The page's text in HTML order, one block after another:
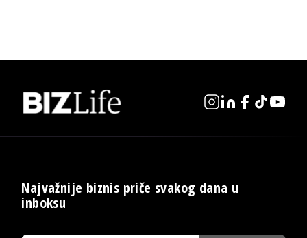
Najvažnije biznis priče svakog dana u
inboksu